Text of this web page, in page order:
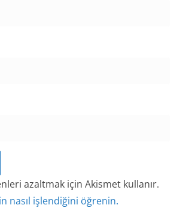
azaltmak için Akismet kullanır.
nasıl işlendiğini öğrenin.